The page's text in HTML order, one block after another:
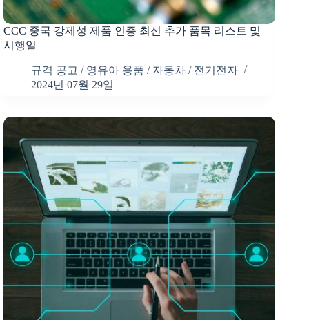
CCC 중국 강제성 제품 인증 최신 추가 품목 리스트 및
시행일
규격 공고 / 영유아 용품 / 자동차 / 전기전자
2024년 07월 29일